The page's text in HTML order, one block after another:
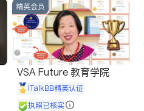
精英会员
VSA Future 教育学院
iTalkBB精英认证
执照已核实